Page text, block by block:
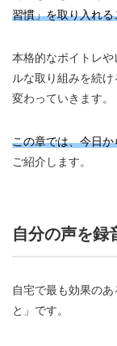
習慣」を取り入れる
本格的なボイトレ
ルな取り組みを続
変わっていきます。
この章では、今日
ご紹介します。
自分の声を録
自宅で最も効果の
と」です。